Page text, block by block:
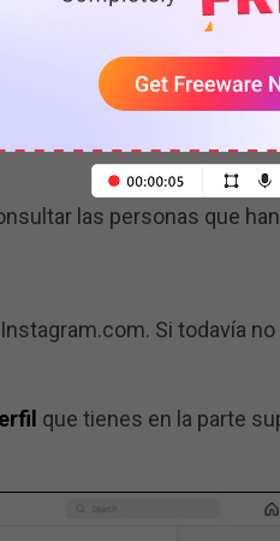
de perfil de Instagram.
y después haz clic
podrás ver el recuento
las personas que
Si todavía
que tienes en la parte